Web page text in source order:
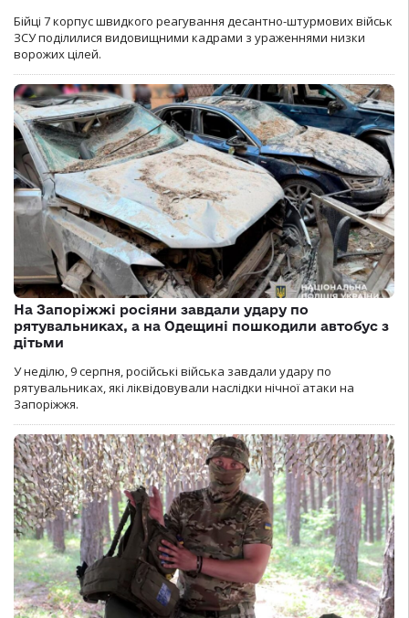
Бійці 7 корпус швидкого реагування десантно-штурмових військ
ЗСУ поділилися видовищними кадрами з ураженнями низки
ворожих цілей.
На Запоріжжі росіяни завдали удару по
рятувальниках, а на Одещині пошкодили автобус з
дітьми
У неділю, 9 серпня, російські війська завдали удару по
рятувальниках, які ліквідовували наслідки нічної атаки на
Запоріжжя.